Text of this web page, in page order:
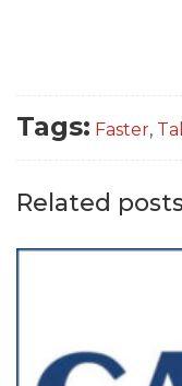
Tags: Faster,
Related posts